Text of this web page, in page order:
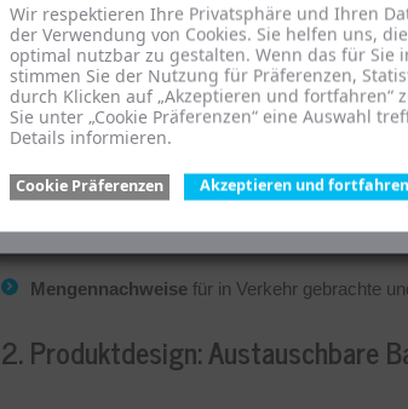
Wir respektieren Ihre Privatsphäre und Ihren
der Verwendung von Cookies. Sie helfen uns,
optimal nutzbar zu gestalten. Wenn das für Sie
stimmen Sie der Nutzung für Präferenzen,
durch Klicken auf „Akzeptieren und fortfahren“
Sie unter „Cookie Präferenzen“ eine Auswahl
Details informieren.
Cookie Präferenzen Akzeptieren und fortfahren
Unternehmen, die Batterien (auch fest
sich bei der Stiftung EAR für Elektrogeräte
sich einem Batterie-Rücknahmesystem (ab
Batterien mit demdurchgestrichenen
Mengennachweisefür in Verkehr gebrachte
2. Produktdesign: Austauschbare